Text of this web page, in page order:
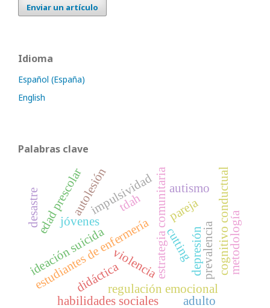
Enviar un artículo
Idioma
Español (España)
English
Palabras clave
violencia
estudiantes de enfermeríaestrategia comunitaria
ideación suicida
jóvenes
autolesión
cutting
regulación emocional
impulsividad
tdah
depresiónprevalencia
habilidades sociales
autismo cognitivo conductual
edad prescolar
adulto
metodología
pareja
didáctica
desastre